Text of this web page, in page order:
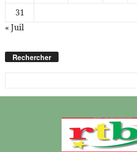
31
« Juil
Rechercher